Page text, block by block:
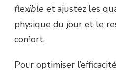
flexible et ajustez les
physique du jour et le
confort.
Pour optimiser